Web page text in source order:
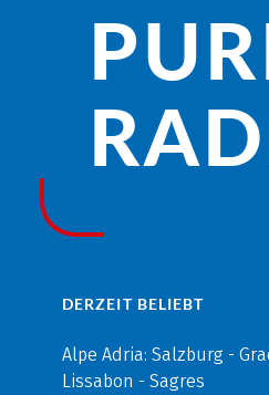
DERZEIT BELIEBT
Alpe Adria: Salzburg -
Lissabon - Sagres